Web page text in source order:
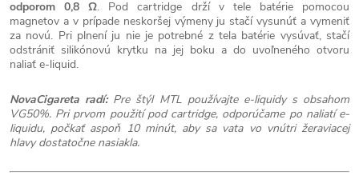
odporom 0,8 Ω. Pod cartridge drží v tele batérie pomocou
magnetov a v prípade neskoršej výmeny ju stačí vysunúť a vymeniť
za novú. Pri plnení ju nie je potrebné z tela batérie vysúvať, stačí
odstrániť silikónovú krytku na jej boku a do uvoľneného otvoru
naliať e-liquid.
NovaCigareta radí:Pre štýl MTL používajte e-liquidy s obsahom
VG50%. Pri prvom použití pod cartridge, odporúčame po naliatí e-
liquidu, počkať aspoň 10 minút, aby sa vata vo vnútri žeraviacej
hlavy dostatočne nasiakla.